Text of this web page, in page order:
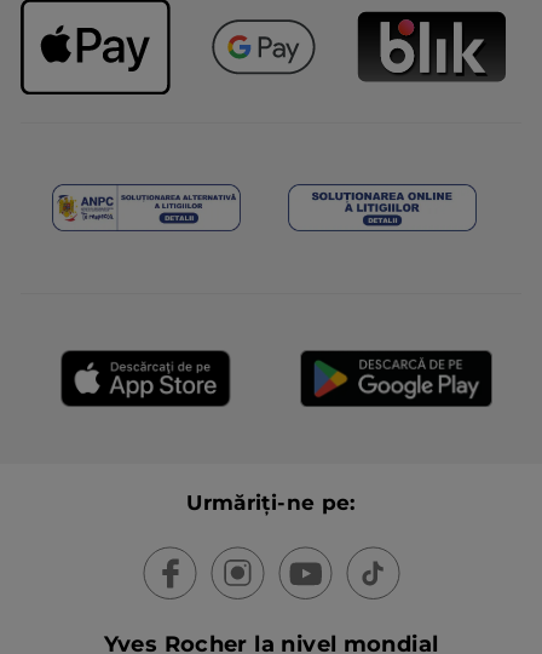
Urmăriți-ne pe:
Yves Rocher la nivel mondial